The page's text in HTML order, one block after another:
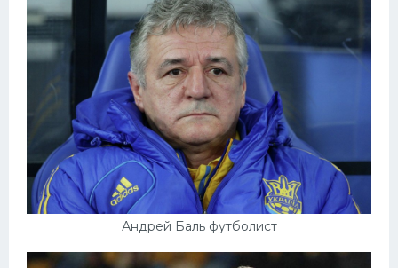
Андрей Баль футболист